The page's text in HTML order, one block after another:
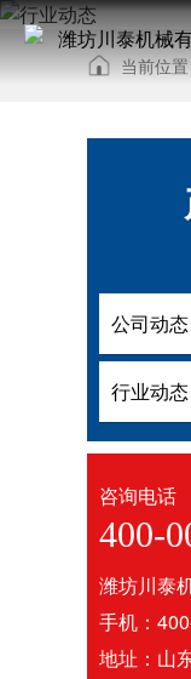
当前位
公司动态
行业动态
咨询电话
400-
潍坊川泰
手机：
地址：山